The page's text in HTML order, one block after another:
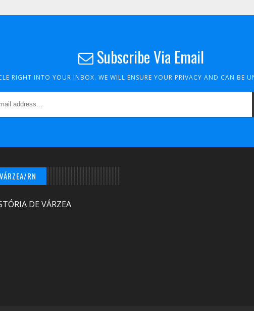
Subscribe Via Email
RIGHT INTO YOUR INBOX. WE WILL ENSURE YOUR PRIVACY AND CAN BE
VÁRZEA/RN
DE VÁRZEA